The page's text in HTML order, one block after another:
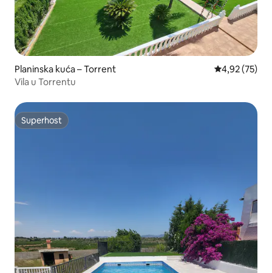
Planinska kuća – Torrent Prosječna
4,92 (75)
Vila u Torrentu
Superhost
Superhost